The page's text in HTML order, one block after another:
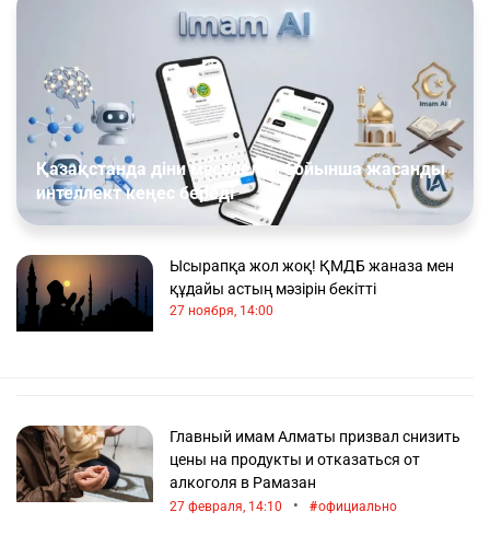
Қазақстанда діни мәселелер бойынша жасанды
интеллект кеңес береді
Ысырапқа жол жоқ! ҚМДБ жаназа мен
құдайы астың мәзірін бекітті
27 ноября, 14:00
Главный имам Алматы призвал снизить
цены на продукты и отказаться от
алкоголя в Рамазан
27 февраля, 14:10 • официально